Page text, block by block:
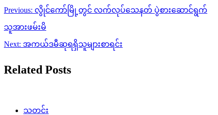
Post
navigation
Previous: လွိုင်ကော်မြို့တွင် လက်လုပ်သေနတ် ပွဲစားဆောင်ရွက်
သူအားဖမ်းမိ
Next: အကယ်ဒမီဆုရရှိသူများစာရင်း
Related Posts
သတင်း